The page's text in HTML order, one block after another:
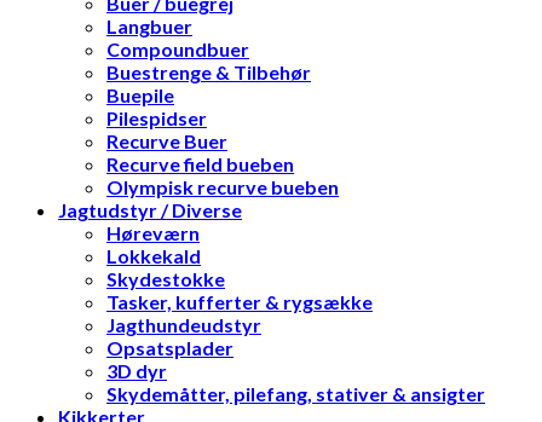
Langbuer
Compoundbuer
Buestrenge & Tilbehør
Buepile
Pilespidser
Recurve Buer
Recurve field bueben
Olympisk recurve bueben
Jagtudstyr / Diverse
Høreværn
Lokkekald
Skydestokke
Tasker, kufferter & rygsække
Jagthundeudstyr
Opsatsplader
3D dyr
Skydemåtter, pilefang, stativer & ansigter
Kikkerter